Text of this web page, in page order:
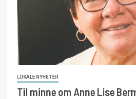
LOKALE NYHETER
Til minne om Anne Lise